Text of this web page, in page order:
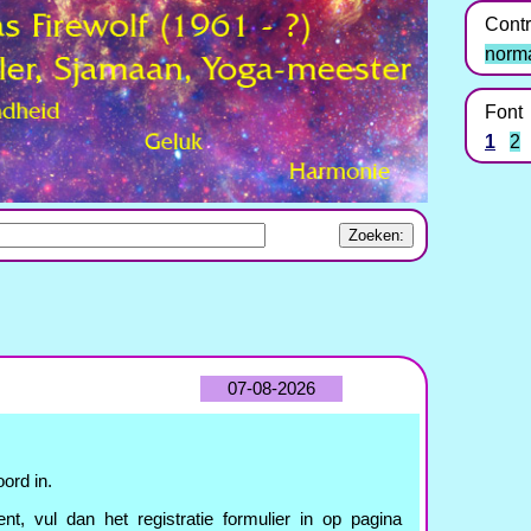
07-08-2026
in.
vul dan het registratie formulier in op pagina
Font
1
2